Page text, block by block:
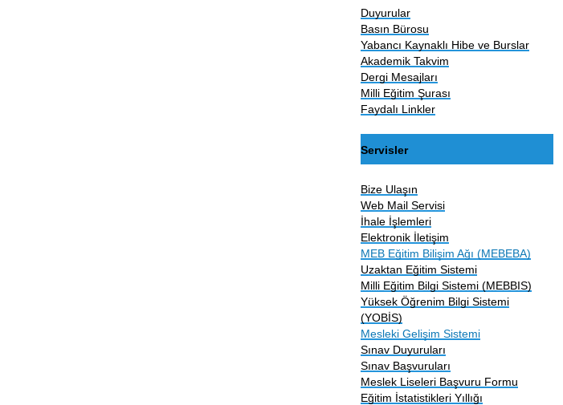
Duyurular
Basın Bürosu
Yabancı Kaynaklı Hibe ve Burslar
Akademik Takvim
Dergi Mesajları
Milli Eğitim Şurası
Faydalı Linkler
Servisler
Bize Ulaşın
Web Mail Servisi
İhale İşlemleri
Elektronik İletişim
MEB Eğitim Bilişim Ağı (MEBEBA)
Uzaktan Eğitim Sistemi
Milli Eğitim Bilgi Sistemi (MEBBIS)
Yüksek Öğrenim Bilgi Sistemi
(YOBİS)
Mesleki Gelişim Sistemi
Sınav Duyuruları
Sınav Başvuruları
Meslek Liseleri Başvuru Formu
Eğitim İstatistikleri Yıllığı